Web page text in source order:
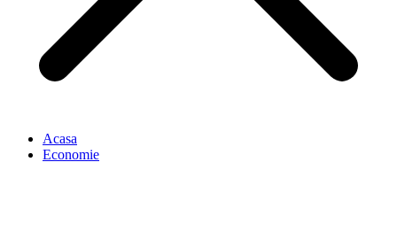
Acasa
Economie